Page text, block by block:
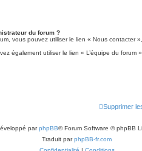
du forum ?
vous pouvez utiliser le lien « Nous contacter
également utiliser le lien « L’équipe du forum
Supprimer
parphpBB® Forum Software © phpBB
Traduit parphpBB-fr.com